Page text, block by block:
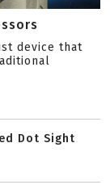
device that
Dot Sight